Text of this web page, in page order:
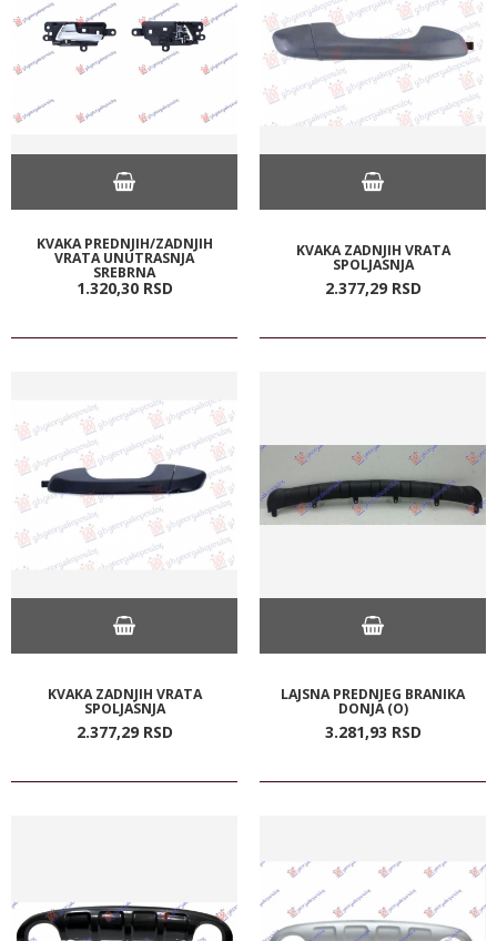
KVAKA PREDNJIH/ZADNJIH
VRATA UNUTRASNJA
SREBRNA
1.320,30 RSD
KVAKA ZADNJIH VRATA
SPOLJASNJA
2.377,29 RSD
KVAKA ZADNJIH VRATA
SPOLJASNJA
2.377,29 RSD
LAJSNA PREDNJEG BRANIKA
DONJA (O)
3.281,93 RSD